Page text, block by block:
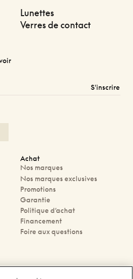
Lunettes
Verres de contact
S'inscrire
Achat
Nos marques
Nos marques exclusives
Promotions
Garantie
Politique d’achat
Financement
Foire aux questions